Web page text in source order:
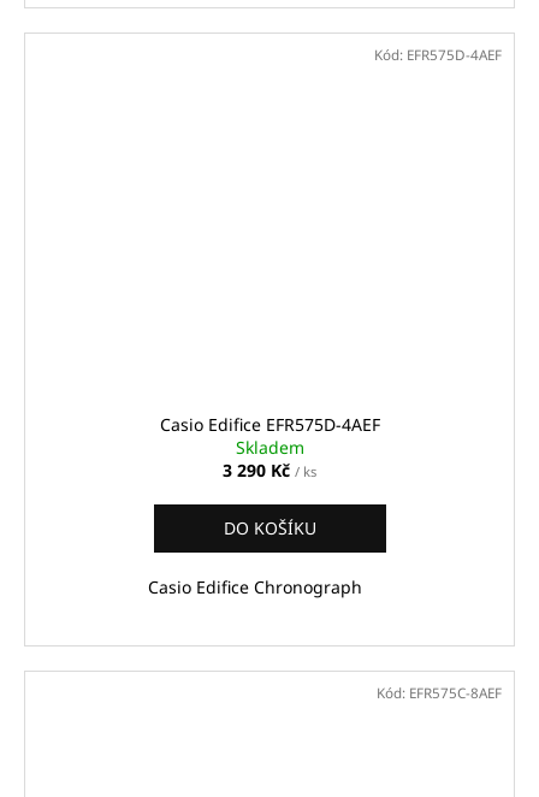
Casio Edifice EFR575D-4AEF
Skladem
3 290 Kč / ks
DO KOŠÍKU
Casio Edifice Chronograph
Kód: EFR575D-4AEF
Kód: EFR575C-8AEF